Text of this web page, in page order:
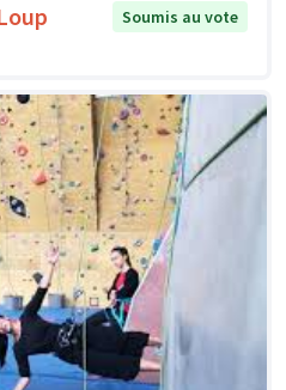
Soumis au vote